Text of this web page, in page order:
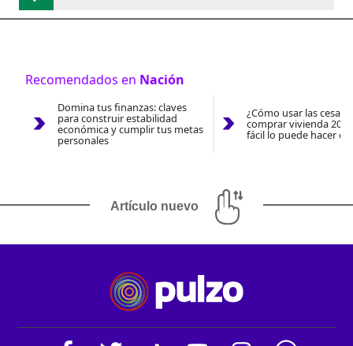
Recomendados en Nación
Domina tus finanzas: claves
para construir estabilidad
económica y cumplir tus metas
personales
¿Cómo usar las
comprar vivienda
fácil lo puede hacer
Artículo nuevo